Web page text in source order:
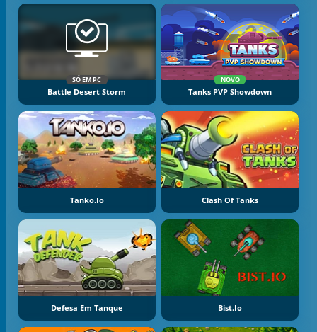
SÓ EM PC
Battle Desert Storm
NOVO
Tanks PVP Showdown
Tanko.io Clash Of Tanks
Defesa Em Tanque Bist.io